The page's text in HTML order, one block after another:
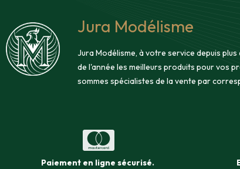
Jura Modélisme
Jura Modélisme, à votre service depuis
de l'année les meilleurs produits pour vos
sommes spécialistes de la vente par
Paiement en ligne sécurisé.